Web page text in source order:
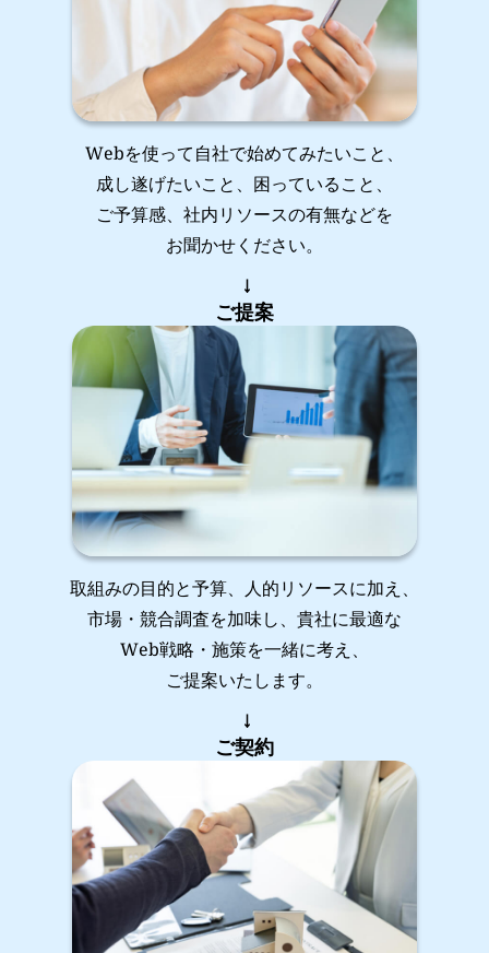
Webを使って自社で始めてみたいこと、
成し遂げたいこと、困っていること、
ご予算感、社内リソースの有無などを
お聞かせください。
ご提案
取組みの目的と予算、人的リソースに加え、
市場・競合調査を加味し、貴社に最適な
Web戦略・施策を一緒に考え、
ご提案いたします。
ご契約